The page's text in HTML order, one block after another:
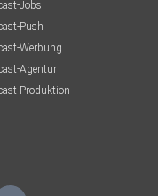
Jobs
Push
Werbung
Agentur
Produktion